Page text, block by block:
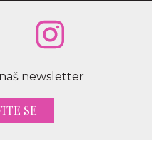
newsletter
SE